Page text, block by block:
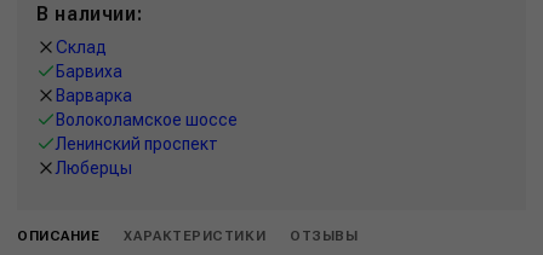
В наличии:
Склад
Барвиха
Варварка
Волоколамское шоссе
Ленинский проспект
Люберцы
ОПИСАНИЕ ХАРАКТЕРИСТИКИ ОТЗЫВЫ